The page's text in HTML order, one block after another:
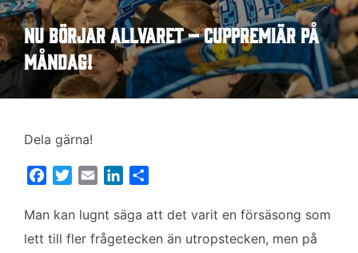
Nu börjar allvaret – cuppremiär på
måndag!
Dela gärna!
c
e
i
t
a
i
n
k
l
a
Man kan lugnt säga att det varit en försäsong som
lett till fler frågetecken än utropstecken, men på